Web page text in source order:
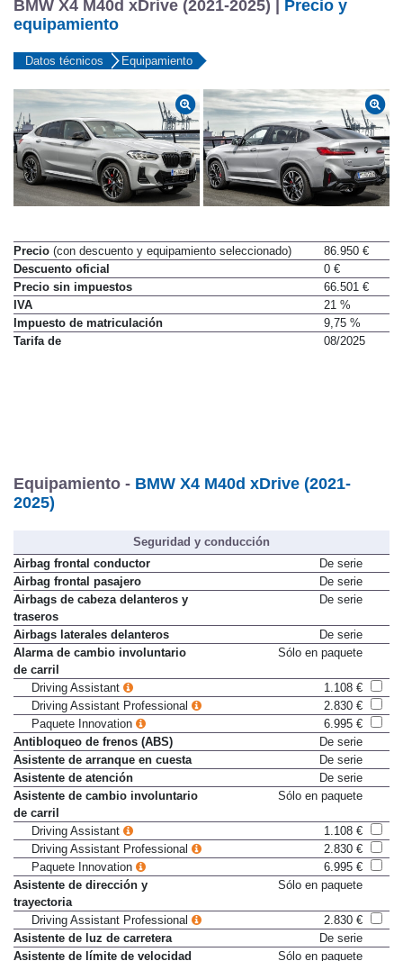
BMW X4 M40d xDrive (2021-2025) |
Precio y
equipamiento
Precio(con descuento y equipamiento seleccionado)
86.950 €
Descuento oficial
0 €
Precio sin impuestos
66.501 €
IVA
21 %
Impuesto de matriculación
9,75 %
Equipamiento -
BMW X4 M40d xDrive (2021-
2025)
Seguridad y conducción
Airbag frontal conductor
De serie
Airbag frontal pasajero
De serie
Airbags de cabeza delanteros y
traseros
Airbags laterales delanteros
De serie
Alarma de cambio involuntario
de carril
Driving Assistant
1.108 €
Driving Assistant Professional
2.830 €
Paquete Innovation
6.995 €
Antibloqueo de frenos (ABS)
De serie
Asistente de arranque en cuesta
De serie
Asistente de atención
De serie
Asistente de cambio involuntario
de carril
Driving Assistant
1.108 €
Driving Assistant Professional
2.830 €
Paquete Innovation
6.995 €
Asistente de dirección y
trayectoria
Driving Assistant Professional
2.830 €
Asistente de luz de carretera
De serie